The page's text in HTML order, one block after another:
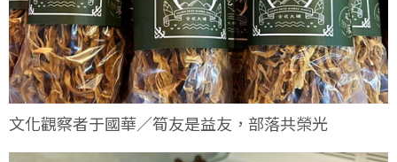
文化觀察者于國華／筍友是益友，部落共榮光